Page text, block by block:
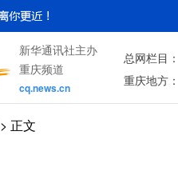
新华通讯社主办
重庆频道
cq.news.cn
总网栏目：
重庆地方：
> 正文